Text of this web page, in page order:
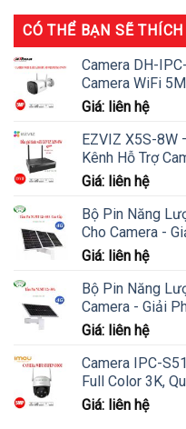
CÓ THỂ BẠN SẼ THÍCH
Camera DH-
Camera WiFi
Giá: liên hệ
EZVIZ X5S-8W
Kênh Hỗ Trợ
Giá: liên hệ
Bộ Pin Năng
Cho Camera -
Giá: liên hệ
Bộ Pin Năng
Camera - Giải
Giá: liên hệ
Camera IPC-
Full Color 3K,
Giá: liên hệ